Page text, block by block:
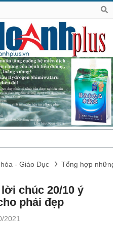
- Giáo Dục Tổng hợp những
chúc 20/10 ý
phái đẹp
2021